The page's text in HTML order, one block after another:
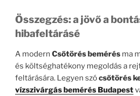
Összegzés: a jövő a
hibafeltárásé
A modern Csőtörés bemérés ma
és költséghatékony megoldás a
feltárására. Legyen szócsőtörés
vízszivárgás bemérés Budapest